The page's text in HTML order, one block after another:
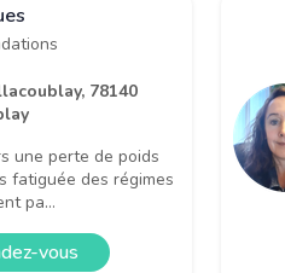
78140
une perte de poids
fatiguée des régimes
pa...
vous